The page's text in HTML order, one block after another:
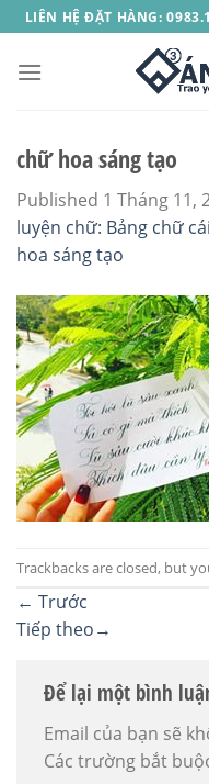
Skip
to
content
LIÊN HỆ ĐẶT HÀNG:
chữ hoa sáng tạo
Published 1 Tháng 11,
luyện chữ: Bảng chữ
hoa sáng tạo
Trackbacks are closed, but
← Trước
Tiếp theo→
Để lại một bình
Email của bạn sẽ
Các trường bắt